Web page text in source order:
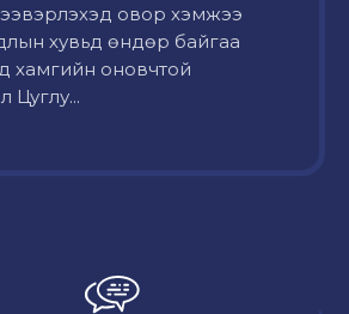
овор хэмжээ
хувьд өндөр байгаа
хамгийн оновчтой
Цуглу...